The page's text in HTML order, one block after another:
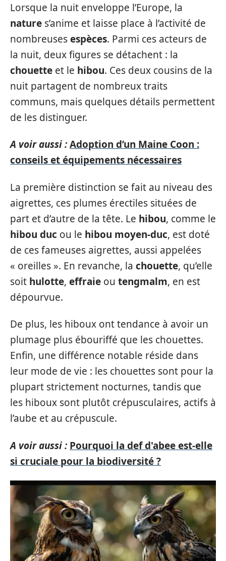
Lorsque la nuit enveloppe l’Europe, la
nature s’anime et laisse place à l’activité de
nombreusesespèces. Parmi ces acteurs de
la nuit, deux figures se détachent : la
chouette et le hibou. Ces deux cousins de la
nuit partagent de nombreux traits
communs, mais quelques détails permettent
de les distinguer.
A voir aussi :Adoption d’un Maine Coon :
conseils et équipements nécessaires
La première distinction se fait au niveau des
aigrettes, ces plumes érectiles situées de
part et d’autre de la tête. Le hibou, comme le
hibou duc ou le hibou moyen-duc, est doté
de ces fameuses aigrettes, aussi appelées
« oreilles ». En revanche, la chouette, qu’elle
soit hulotte, effraie ou tengmalm, en est
dépourvue.
De plus, les hiboux ont tendance à avoir un
plumage plus ébouriffé que les chouettes.
Enfin, une différence notable réside dans
leur mode de vie : les chouettes sont pour la
plupart strictement nocturnes, tandis que
les hiboux sont plutôt crépusculaires, actifs à
l’aube et au crépuscule.
A voir aussi : Pourquoi la def d'abee est-elle
si cruciale pour la biodiversité ?